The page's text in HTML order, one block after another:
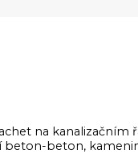
na kanalizačním
beton-beton,